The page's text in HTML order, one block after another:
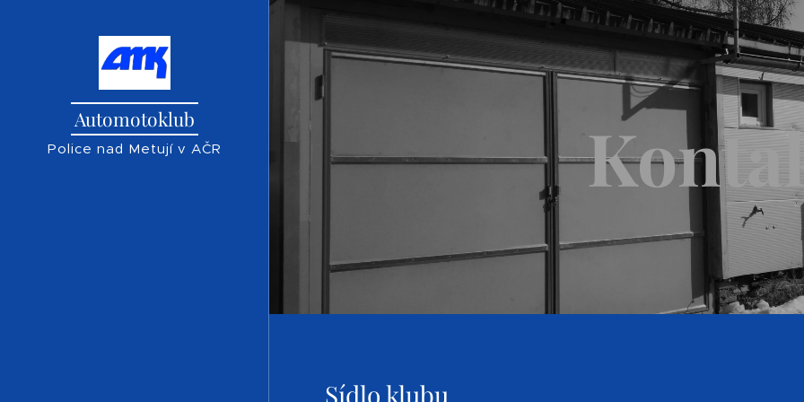
Automotoklub
Police nad Metují v AČR
Sídlo klubu